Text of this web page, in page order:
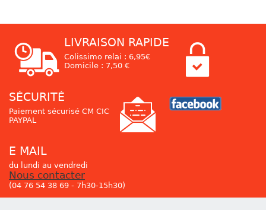
LIVRAISON RAPIDE
Colissimo relai : 6,95€
Domicile : 7,50 €
SÉCURITÉ
Paiement sécurisé CM CIC
PAYPAL
E MAIL
du lundi au vendredi
Nous contacter
(04 76 54 38 69 - 7h30-15h30)